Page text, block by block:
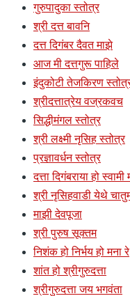
गुरुपादुका स्तोत्र
श्री दत्त बावनि
दत्त दिगंबर दैवत माझे
आज मी दत्तगुरू पाहिले
इंदुकोटी तेजकिरण
श्रीदत्तात्रेय वज्रकवच
सिद्धीमंगल स्तोत्र
श्री लक्ष्मी नृसिह स्तोत्र
प्रज्ञावर्धन स्तोत्र
दत्ता दिगंबराया हो
श्री नृसिहवाडी येथे
माझी देवपूजा
श्री पुरुष सूक्तम
निशंक हो निर्भय हो मना रे
शांत हो श्रीगुरुदत्ता
श्रीगुरुदत्ता जय भगवंता